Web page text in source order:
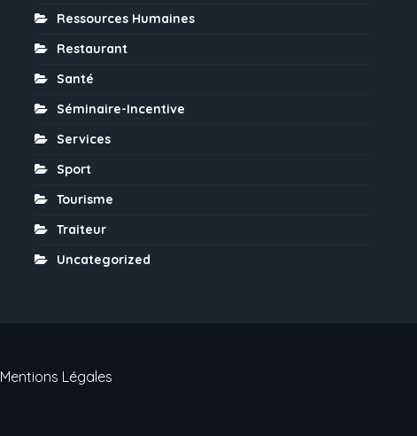
Ressources Humaines
Restaurant
Santé
Séminaire-Incentive
Services
Sport
Tourisme
Traiteur
Uncategorized
Mentions Légales